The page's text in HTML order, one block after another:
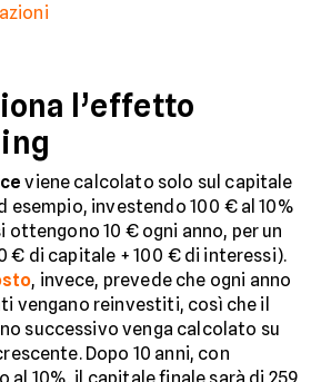
l’effetto
viene calcolato solo sul capitale
esempio, investendo 100 € al 10%
ottengono 10 € ogni anno, per un
€ di capitale + 100 € di interessi).
, invece, prevede che ogni anno
vengano reinvestiti, così che il
successivo venga calcolato su
Dopo 10 anni, con
al 10%, il capitale finale sarà di 259